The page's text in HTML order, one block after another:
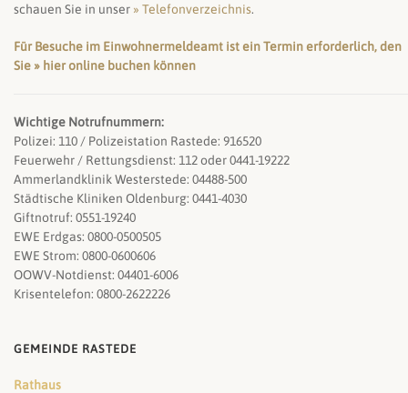
schauen Sie in unser » Telefonverzeichnis.
Für Besuche im Einwohnermeldeamt ist ein Termin erforderlich, den
Sie » hier online buchen können
Wichtige Notrufnummern:
Polizei: 110 / Polizeistation Rastede: 916520
Feuerwehr / Rettungsdienst: 112 oder 0441-19222
Ammerlandklinik Westerstede: 04488-500
Städtische Kliniken Oldenburg: 0441-4030
Giftnotruf: 0551-19240
EWE Erdgas: 0800-0500505
EWE Strom: 0800-0600606
OOWV-Notdienst: 04401-6006
Krisentelefon: 0800-2622226
GEMEINDE RASTEDE
Rathaus